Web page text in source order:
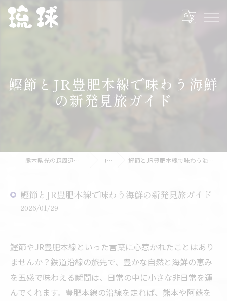
鰹節とJR豊肥本線で味わう海鮮
の新発見旅ガイド
熊本県光の森周辺の海鮮なら琉球 コラム 鰹節とJR豊肥本線で味わう海鮮の新発見旅ガイド
鰹節とJR豊肥本線で味わう海鮮の新発見旅ガイド
2026/01/29
鰹節やJR豊肥本線といった言葉に心惹かれたことはあり
ませんか？鉄道沿線の旅先で、豊かな自然と海鮮の恵み
を五感で味わえる瞬間は、日常の中に小さな非日常を運
んでくれます。豊肥本線の沿線を走れば、熊本や阿蘇を